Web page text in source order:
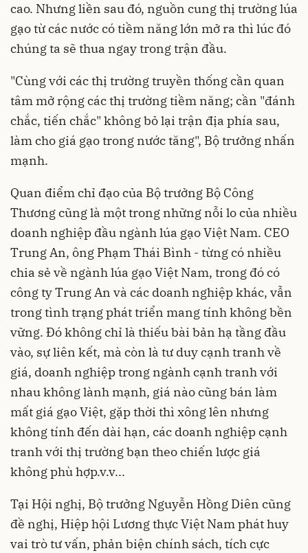
cao. Nhưng liền sau đó, nguồn cung thị trường lúa
gạo từ các nước có tiềm năng lớn mở ra thì lúc đó
chúng ta sẽ thua ngay trong trận đầu.
"Cùng với các thị trường truyền thống cần quan
tâm mở rộng các thị trường tiềm năng; cần "đánh
chắc, tiến chắc" không bỏ lại trận địa phía sau,
làm cho giá gạo trong nước tăng", Bộ trưởng nhấn
mạnh.
Quan điểm chỉ đạo của Bộ trưởng Bộ Công
Thương cũng là một trong những nỗi lo của nhiều
doanh nghiệp đầu ngành lúa gạo Việt Nam. CEO
Trung An, ông Phạm Thái Bình - từng có nhiều
chia sẻ về ngành lúa gạo Việt Nam, trong đó có
công ty Trung An và các doanh nghiệp khác, vẫn
trong tình trạng phát triển mang tính không bền
vững. Đó không chỉ là thiếu bài bản hạ tầng đầu
vào, sự liên kết, mà còn là tư duy cạnh tranh về
giá, doanh nghiệp trong ngành cạnh tranh với
nhau không lành mạnh, giá nào cũng bán làm
mất giá gạo Việt, gặp thời thì xông lên nhưng
không tính đến dài hạn, các doanh nghiệp cạnh
tranh với thị trường bạn theo chiến lược giá
không phù hợp.v.v...
Tại Hội nghị, Bộ trưởng Nguyễn Hồng Diên cũng
đề nghị, Hiệp hội Lương thực Việt Nam phát huy
vai trò tư vấn, phản biện chính sách, tích cực